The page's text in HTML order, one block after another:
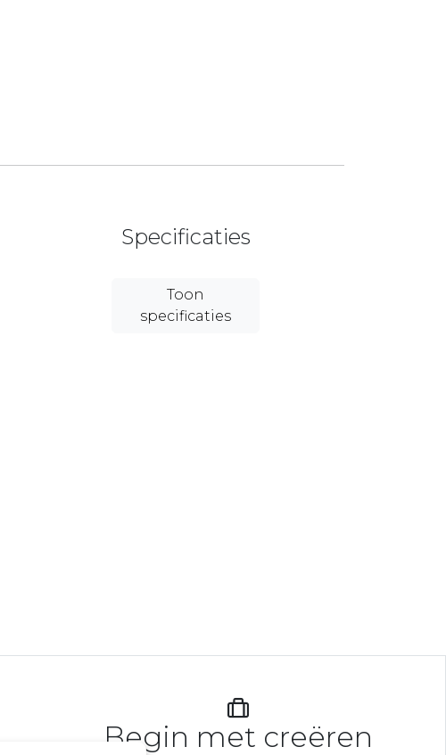
Specificaties
Toon
specificaties
Begin met creëren